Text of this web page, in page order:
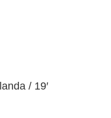
/ 19′